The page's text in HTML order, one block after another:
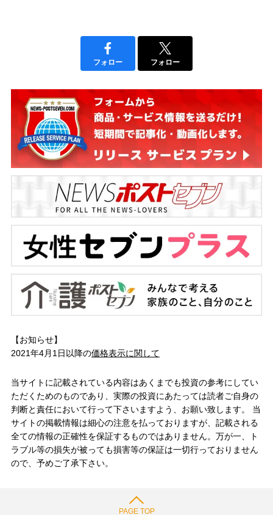
フォロー フォロー
【お知らせ】
2021年4月1日以降の価格表示に関して
当サイトに記載されている内容はあくまでも投資の参考にしてい
ただくためのものであり、実際の投資にあたっては読者ご自身の
判断と責任において行って下さいますよう、お願い致します。 当
サイトの掲載情報は細心の注意を払っておりますが、記載される
全ての情報の正確性を保証するものではありません。万が一、ト
ラブル等の損失が被っても損害等の保証は一切行っておりません
ので、予めご了承下さい。
PAGE TOP